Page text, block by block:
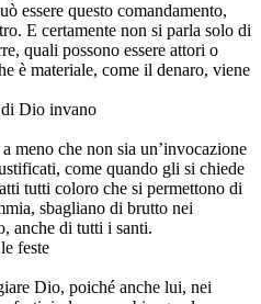
essere questo comandamento,
E certamente non si parla solo di
quali possono essere attori o
è materiale, come il denaro, viene
Dio invano
meno che non sia un’invocazione
come quando gli si chiede
tutti coloro che si permettono di
sbagliano di brutto nei
anche di tutti i santi.
feste
Dio, poiché anche lui, nei